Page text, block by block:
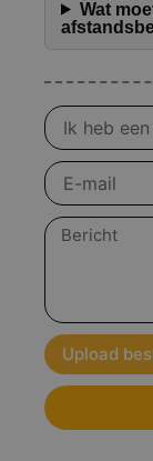
Wat
Vraag
over
product
E-
mail
Bericht
Upload